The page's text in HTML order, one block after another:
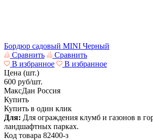
Бордюр садовый MINI Черный
Сравнить
Сравнить
В избранное
В избранное
Цена (шт.)
600 руб/шт.
МаксДан Россия
Купить
Купить в один клик
Для: Для ограждения клумб и газонов в
ландшафтных парках.
Код товара 82400-з